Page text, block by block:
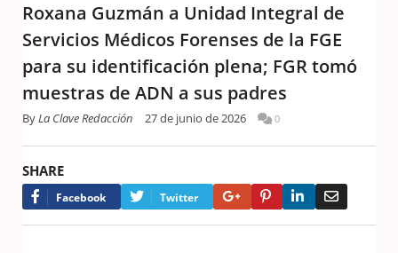
Roxana Guzmán a Unidad Integral de
Servicios Médicos Forenses de la FGE
para su identificación plena; FGR tomó
muestras de ADN a sus padres
ByLa Clave Redacción 27 de junio de 2026 0
SHARE
Facebook Twitter Google+PinterestLinkedIn